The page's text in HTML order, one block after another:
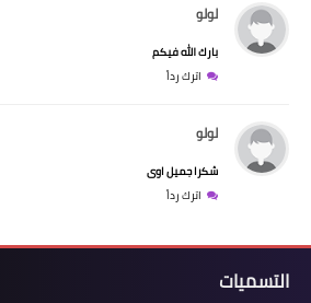
لولو
بارك الله فيكم
اترك رداً
لولو
شكرا جميل اوى
اترك رداً
التسميات